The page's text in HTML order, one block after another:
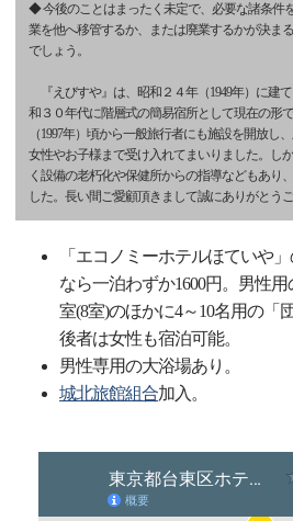
◆ 今後のことはまったく未定で、必要な諸条件
業を他へ移管するか、または廃業するかが決ま
でしょう。
『えびすや』は、昭和２４年（1949年）に建
和３０年代に階層式の簡易宿所として現在の形
（1997年）頃から一般旅行者にも施設を開放し
女性やお子様まで受け入れてまいりました。し
く設備の老朽化や保健所からの指導などもあり
した。長い間ご愛顧頂きまして誠にありがとうご
「エコノミーホテルほていや
なら一泊わずか1600円。男性
室(8室)のほかに4～10名用の「
後者は女性も宿泊可能。
男性専用の大浴場あり。
城北旅館組合加入。